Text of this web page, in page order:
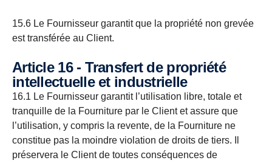
15.6 Le Fournisseur garantit que la propriété non grevée
est transférée au Client.
Article 16 - Transfert de propriété
intellectuelle et industrielle
16.1 Le Fournisseur garantit l’utilisation libre, totale et
tranquille de la Fourniture par le Client et assure que
l’utilisation, y compris la revente, de la Fourniture ne
constitue pas la moindre violation de droits de tiers. Il
préservera le Client de toutes conséquences de